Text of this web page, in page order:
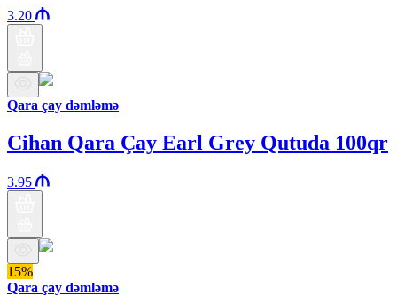
3.20
Qara çay dəmləmə
Cihan Qara Çay Earl Grey Qutuda 100qr
3.95
15%
Qara çay dəmləmə